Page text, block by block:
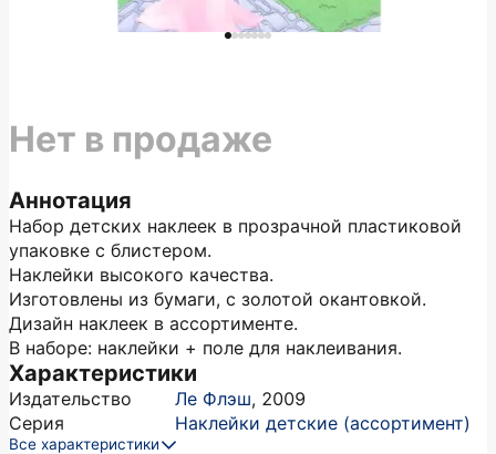
Аннотация
Набор детских наклеек в прозрачной пластиковой
упаковке с блистером.
Наклейки высокого качества.
Изготовлены из бумаги, с золотой окантовкой.
Дизайн наклеек в ассортименте.
В наборе: наклейки + поле для наклеивания.
Характеристики
Издательство Ле Флэш, 2009
Серия
Наклейки детские (ассортимент)
Все характеристики
Нет в продаже